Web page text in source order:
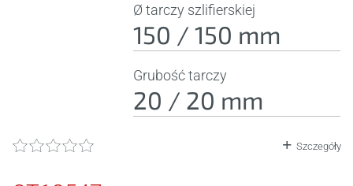
Ø tarczy szlifierskiej
150 / 150 mm
Grubość tarczy
20 / 20 mm
Szczegóły